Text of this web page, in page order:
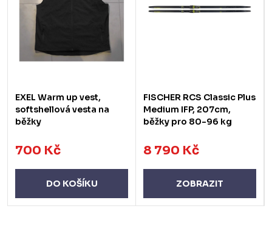
EXEL Warm up vest,
softshellová vesta na
běžky
700 Kč
DO KOŠÍKU
FISCHER RCS Classic Plus
Medium IFP, 207cm,
běžky pro 80-96 kg
8 790 Kč
ZOBRAZIT